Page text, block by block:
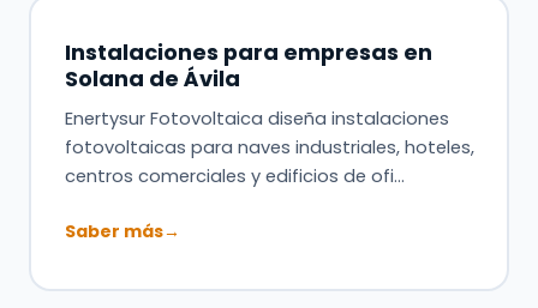
Instalaciones para empresas en
Solana de Ávila
Enertysur Fotovoltaica diseña instalaciones
fotovoltaicas para naves industriales, hoteles,
centros comerciales y edificios de ofi…
Saber más→